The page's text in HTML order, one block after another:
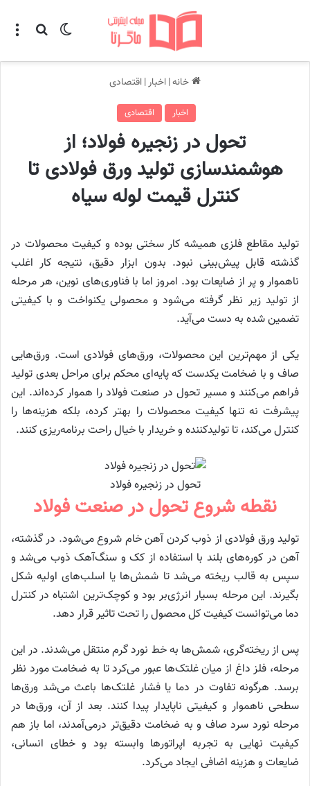
تغییر پوسته
خانه|اخبار|اقتصادی
اخبار اقتصادی
تحول در زنجیره فولاد؛ از
هوشمندسازی تولید ورق فولادی تا
کنترل قیمت لوله سیاه
تولید مقاطع فلزی همیشه کار سختی بوده و کیفیت محصولات در
گذشته قابل پیش‌بینی نبود. بدون ابزار دقیق، نتیجه کار اغلب
ناهموار و پر از ضایعات بود. امروز اما با فناوری‌های نوین، هر مرحله
از تولید زیر نظر گرفته می‌شود و محصولی یکنواخت و با کیفیتی
تضمین شده به دست می‌آید.
یکی از مهم‌ترین این محصولات، ورق‌های فولادی است. ورق‌هایی
صاف و با ضخامت یکدست که پایه‌ای محکم برای مراحل بعدی تولید
فراهم می‌کنند و مسیر تحول در صنعت فولاد را هموار کرده‌اند. این
پیشرفت نه تنها کیفیت محصولات را بهتر کرده، بلکه هزینه‌ها را
کنترل می‌کند، تا تولیدکننده و خریدار با خیال راحت برنامه‌ریزی کنند.
تحول در زنجیره فولاد
نقطه شروع تحول در صنعت فولاد
تولید ورق فولادی از ذوب کردن آهن خام شروع می‌شود. در گذشته،
آهن در کوره‌های بلند با استفاده از کک و سنگ‌آهک ذوب می‌شد و
سپس به قالب ریخته می‌شد تا شمش‌ها یا اسلب‌های اولیه شکل
بگیرند. این مرحله بسیار انرژی‌بر بود و کوچک‌ترین اشتباه در کنترل
دما می‌توانست کیفیت کل محصول را تحت تاثیر قرار دهد.
پس از ریخته‌گری، شمش‌ها به خط نورد گرم منتقل می‌شدند. در این
مرحله، فلز داغ از میان غلتک‌ها عبور می‌کرد تا به ضخامت مورد نظر
برسد. هرگونه تفاوت در دما یا فشار غلتک‌ها باعث می‌شد ورق‌ها
سطحی ناهموار و کیفیتی ناپایدار پیدا کنند. بعد از آن، ورق‌ها در
مرحله نورد سرد صاف و به ضخامت دقیق‌تر درمی‌آمدند، اما باز هم
کیفیت نهایی به تجربه اپراتورها وابسته بود و خطای انسانی،
ضایعات و هزینه اضافی ایجاد می‌کرد.